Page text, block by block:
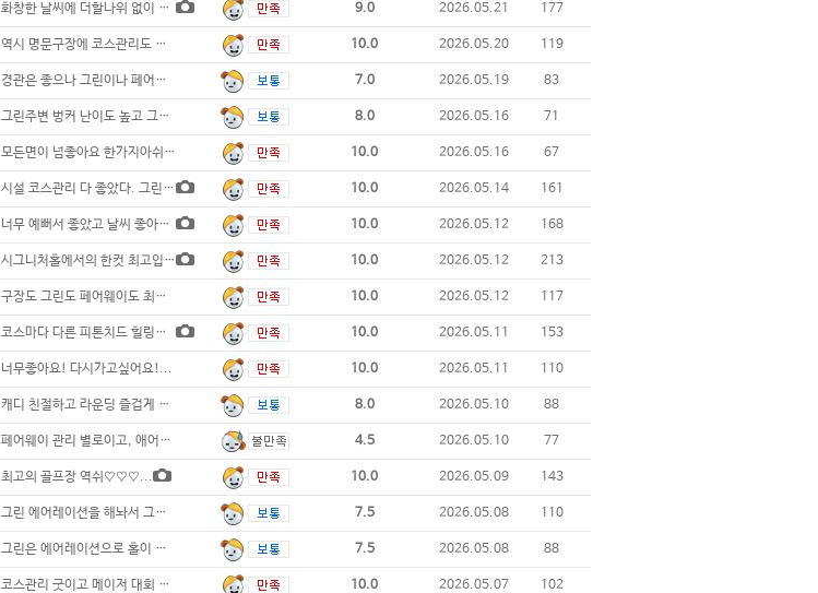
화창한 날씨에 더할나위 없이 좋은 구장에서 9.0 2026.05.21 177
역시 명문구장에 코스관리도 잘되어 있네요.. 10.0 2026.05.20 119
경관은 좋으나 그린이나 페어상태는 좋지 않습 7.0 2026.05.19 83
그린주변 벙커 난이도 높고 그린스피드 높지만 8.0 2026.05.16 71
모든면이 넘좋아요 한가지아쉬운건 디봇이 조금 10.0 2026.05.16 67
시설 코스관리 다 좋았다. 그린 에어레이션 10.0 2026.05.14 161
너무 예뻐서 좋았고 날씨 좋아서 최고였어요 10.0 2026.05.12 168
시그니처홀에서의 한컷 최고입니다... 10.0 2026.05.12 213
구장도 그린도 페어웨이도 최상급 구장 블루헤 10.0 2026.05.12 117
코스마다 다른 피톤치드 힐링하는 느낌!! 10.0 2026.05.11 153
너무좋아요! 다시가고싶어요!... 10.0 2026.05.11 110
캐디 친절하고 라운딩 즐겁게 해 주네요 필 8.0 2026.05.10 88
페어웨이 관리 별로이고, 애어레이션 4.5 2026.05.10 77
최고의 골프장 역쉬♡♡♡... 10.0 2026.05.09 143
그린 에어레이션을 해놔서 그린위에서 공이 7.5 2026.05.08 110
그린은 에어레이션으로 홀이 너무많고 모래도많 7.5 2026.05.08 88
코스관리 굿이고 메이저 대회 구장이라 조경도 10.0 2026.05.07 102